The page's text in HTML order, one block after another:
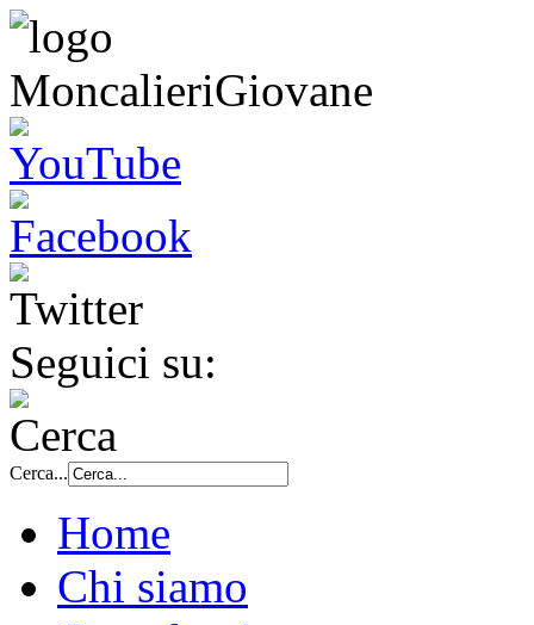
Seguici su:
Cerca...
Home
Chi siamo